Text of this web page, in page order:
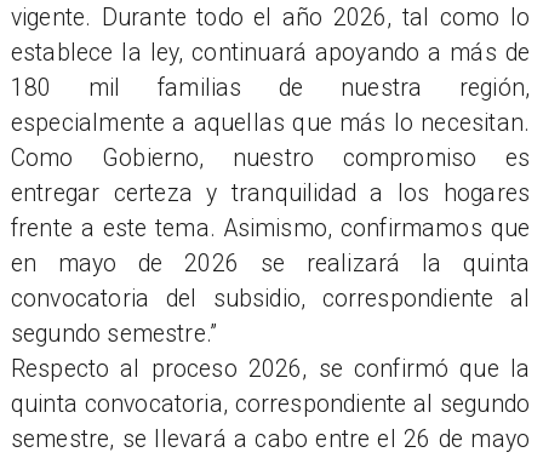
vigente. Durante todo el año 2026, tal como lo
establece la ley, continuará apoyando a más de
180 mil familias de nuestra región,
especialmente a aquellas que más lo necesitan.
Como Gobierno, nuestro compromiso es
entregar certeza y tranquilidad a los hogares
frente a este tema. Asimismo, confirmamos que
en mayo de 2026 se realizará la quinta
convocatoria del subsidio, correspondiente al
segundo semestre.”
Respecto al proceso 2026, se confirmó que la
quinta convocatoria, correspondiente al segundo
semestre, se llevará a cabo entre el 26 de mayo